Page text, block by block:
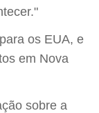
os EUA, e
em Nova
sobre a